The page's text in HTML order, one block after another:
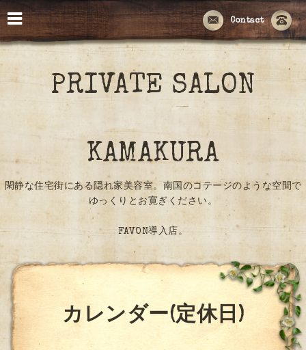
Contact
PRIVATE SALON
KAMAKURA
閑静な住宅街にある隠れ家美容室。南国のコテージのような空間で
ゆっくりとお寛ぎください。
FAVON導入店。
カレンダー(定休日)